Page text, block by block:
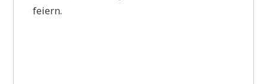
feiern.